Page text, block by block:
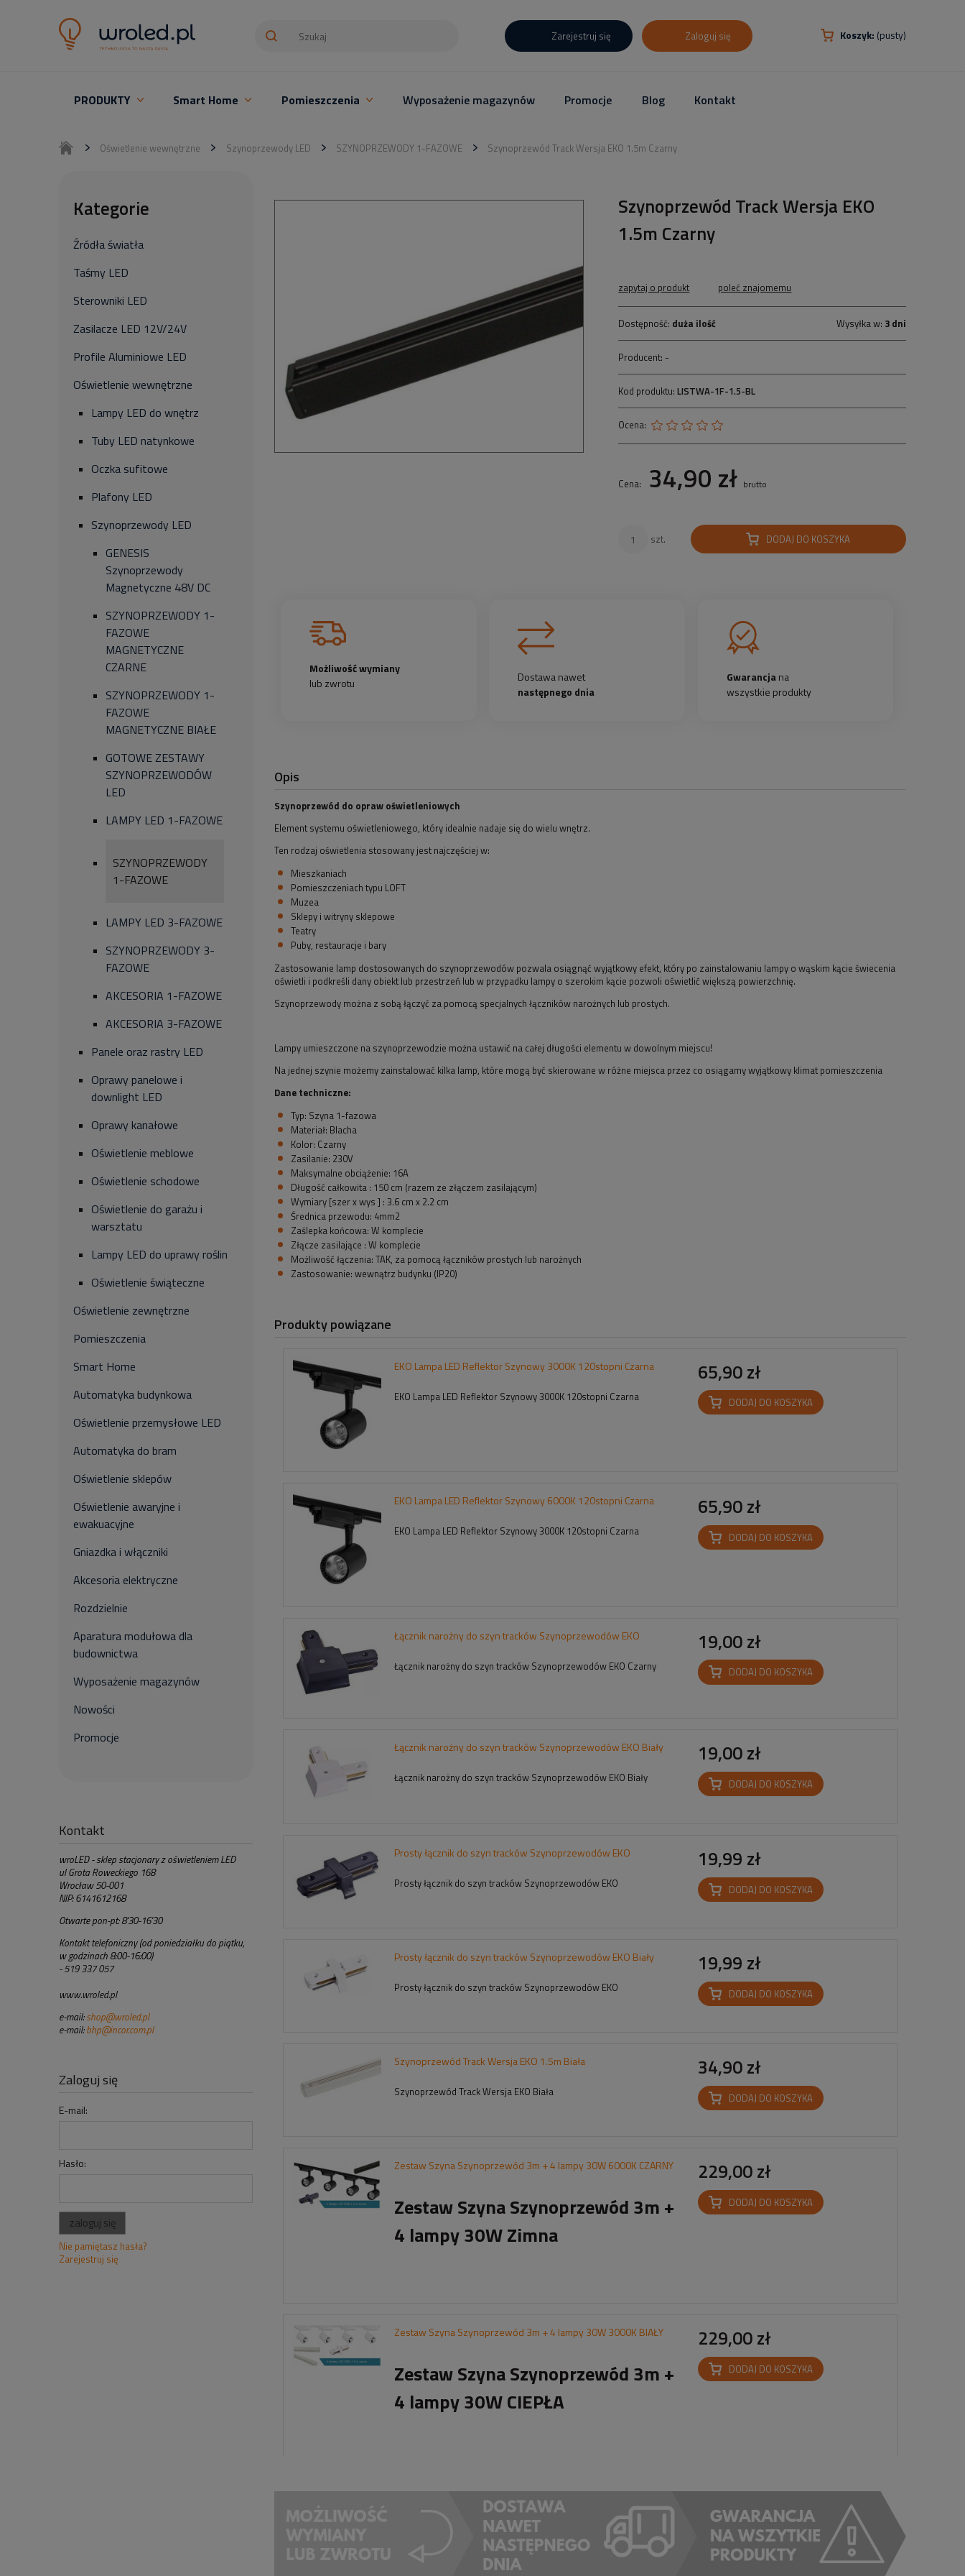
Koszyk: (pusty)
Zarejestruj się Zaloguj się
PRODUKTY Smart Home Pomieszczenia Wyposażenie magazynów Promocje Blog Kontakt
Oświetlenie wewnętrzne Szynoprzewody LED SZYNOPRZEWODY 1-FAZOWE Szynoprzewód Track Wersja EKO 1.5m Czarny
Kategorie
Źródła światła
Taśmy LED
Sterowniki LED
Zasilacze LED 12V/24V
Profile Aluminiowe LED
Oświetlenie wewnętrzne
Lampy LED do wnętrz
Tuby LED natynkowe
Oczka sufitowe
Plafony LED
Szynoprzewody LED
GENESIS
Szynoprzewody
Magnetyczne 48V DC
SZYNOPRZEWODY 1-
FAZOWE
MAGNETYCZNE
CZARNE
SZYNOPRZEWODY 1-
FAZOWE
MAGNETYCZNE BIAŁE
GOTOWE ZESTAWY
SZYNOPRZEWODÓW
LED
LAMPY LED 1-FAZOWE
SZYNOPRZEWODY
1-FAZOWE
LAMPY LED 3-FAZOWE
SZYNOPRZEWODY 3-
FAZOWE
AKCESORIA 1-FAZOWE
AKCESORIA 3-FAZOWE
Panele oraz rastry LED
Oprawy panelowe i
downlight LED
Oprawy kanałowe
Oświetlenie meblowe
Oświetlenie schodowe
Oświetlenie do garażu i
warsztatu
Lampy LED do uprawy roślin
Oświetlenie świąteczne
Oświetlenie zewnętrzne
Pomieszczenia
Smart Home
Automatyka budynkowa
Oświetlenie przemysłowe LED
Automatyka do bram
Oświetlenie sklepów
Oświetlenie awaryjne i
ewakuacyjne
Gniazdka i włączniki
Akcesoria elektryczne
Rozdzielnie
Aparatura modułowa dla
budownictwa
Wyposażenie magazynów
Nowości
Promocje
Kontakt
wroLED - sklep stacjonary z oświetleniem LED
ul Grota Roweckiego 168
Wrocław 50-001
NIP: 6141612168
Otwarte pon-pt: 8'30-16'30
Kontakt telefoniczny (od poniedziałku do piątku,
w godzinach 8:00-16:00)
- 519 337 057
www.wroled.pl
e-mail: shop@wroled.pl
e-mail:bhp@incor.com.pl
Zaloguj się
E-mail:
Hasło:
zaloguj się
Nie pamiętasz hasła?
Zarejestruj się
Szynoprzewód Track Wersja EKO
1.5m Czarny
zapytaj o produkt poleć znajomemu
Dostępność: duża ilość Wysyłka w: 3 dni
Producent: -
Kod produktu: LISTWA-1F-1.5-BL
Ocena:
Cena: 34,90 zł brutto
szt. DODAJ DO KOSZYKA
Możliwość wymiany
lub zwrotu
Dostawa nawet
następnego dnia
Gwarancjana
wszystkie produkty
Opis
Szynoprzewód do opraw oświetleniowych
Element systemu oświetleniowego, który idealnie nadaje się do wielu wnętrz.
Ten rodzaj oświetlenia stosowany jest najczęściej w:
Mieszkaniach
Pomieszczeniach typu LOFT
Muzea
Sklepy i witryny sklepowe
Teatry
Puby, restauracje i bary
Zastosowanie lamp dostosowanych do szynoprzewodów pozwala osiągnąć wyjątkowy efekt, który po zainstalowaniu lampy o wąskim kącie świecenia
oświetli i podkreśli dany obiekt lub przestrzeń lub w przypadku lampy o szerokim kącie pozwoli oświetlić większą powierzchnię.
Szynoprzewody można z sobą łączyć za pomocą specjalnych łączników narożnych lub prostych.
Lampy umieszczone na szynoprzewodzie można ustawić na całej długości elementu w dowolnym miejscu!
Na jednej szynie możemy zainstalować kilka lamp, które mogą być skierowane w różne miejsca przez co osiągamy wyjątkowy klimat pomieszczenia
Dane techniczne:
Typ: Szyna 1-fazowa
Materiał: Blacha
Kolor: Czarny
Zasilanie: 230V
Maksymalne obciążenie: 16A
Długość całkowita : 150 cm (razem ze złączem zasilającym)
Wymiary [szer x wys ] : 3.6 cm x 2.2 cm
Średnica przewodu: 4mm2
Zaślepka końcowa: W komplecie
Złącze zasilające : W komplecie
Możliwość łączenia: TAK, za pomocą łączników prostych lub narożnych
Zastosowanie: wewnątrz budynku (IP20)
Produkty powiązane
EKO Lampa LED Reflektor Szynowy 3000K 120stopni Czarna
EKO Lampa LED Reflektor Szynowy 3000K 120stopni Czarna
65,90 zł
DODAJ DO KOSZYKA
EKO Lampa LED Reflektor Szynowy 6000K 120stopni Czarna
EKO Lampa LED Reflektor Szynowy 3000K 120stopni Czarna
65,90 zł
DODAJ DO KOSZYKA
Łącznik narożny do szyn tracków Szynoprzewodów EKO
Łącznik narożny do szyn tracków Szynoprzewodów EKO Czarny
19,00 zł
DODAJ DO KOSZYKA
Łącznik narożny do szyn tracków Szynoprzewodów EKO Biały
Łącznik narożny do szyn tracków Szynoprzewodów EKO Biały
19,00 zł
DODAJ DO KOSZYKA
Prosty łącznik do szyn tracków Szynoprzewodów EKO
Prosty łącznik do szyn tracków Szynoprzewodów EKO
19,99 zł
DODAJ DO KOSZYKA
Prosty łącznik do szyn tracków Szynoprzewodów EKO Biały
Prosty łącznik do szyn tracków Szynoprzewodów EKO
19,99 zł
DODAJ DO KOSZYKA
Szynoprzewód Track Wersja EKO 1.5m Biała
Szynoprzewód Track Wersja EKO Biała
34,90 zł
DODAJ DO KOSZYKA
Zestaw Szyna Szynoprzewód 3m + 4 lampy 30W 6000K CZARNY
Zestaw Szyna Szynoprzewód 3m +
4 lampy 30W Zimna
229,00 zł
DODAJ DO KOSZYKA
Zestaw Szyna Szynoprzewód 3m + 4 lampy 30W 3000K BIAŁY
Zestaw Szyna Szynoprzewód 3m +
4 lampy 30W CIEPŁA
229,00 zł
DODAJ DO KOSZYKA